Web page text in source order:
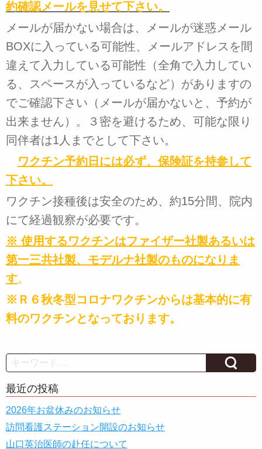
約確認メールを見せて下さい。
メールが届かない場合は、メールが迷惑メール
BOXに入っている可能性、メールアドレスを間
違えて入力している可能性（全角で入力してい
る、スペースが入っているなど）がありますの
でご確認下さい（メールが届かないと、予約が
出来ません）。３密を避けるため、可能な限り
同伴者は1人までとして下さい。
ワクチン予約日には必ず、保険証を持参して
下さい。
ワクチン接種後は安全のため、約15分間、院内
にて経過観察が必要です。
※ 使用するワクチンはファイザー社製あるいは
第一三共社製、モデルナ社製のものになりま
す。
※Ｒ６秋冬型コロナワクチンからは基本的に有
料のワクチンとなっております。
Search
最近の投稿
2026年お盆休みのお知らせ
訪問看護ステーション開設のお知らせ
山口英治医師の赴任について